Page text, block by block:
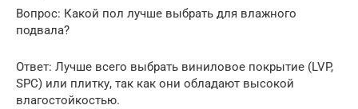
Вопрос: Какой пол лучше выбрать для влажного
подвала?
Ответ: Лучше всего выбрать виниловое покрытие (LVP,
SPC) или плитку, так как они обладают высокой
влагостойкостью.